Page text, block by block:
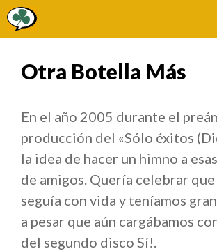
Saltar
Otra Botella Más
En el año 2005 durante el
producción del «Sólo éxitos
la idea de hacer un himno a
de amigos. Quería celebrar
seguía con vida y teníamos
a pesar que aún cargábamos
del segundo disco Sí!.